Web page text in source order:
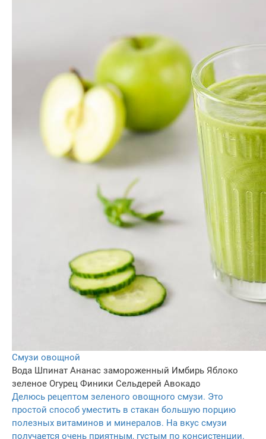
Смузи овощной
Вода Шпинат Ананас замороженный Имбирь Яблоко
зеленое Огурец Финики Сельдерей Авокадо
Делюсь рецептом зеленого овощного смузи. Это
простой способ уместить в стакан большую порцию
полезных витаминов и минералов. На вкус смузи
получается очень приятным, густым по консистенции.